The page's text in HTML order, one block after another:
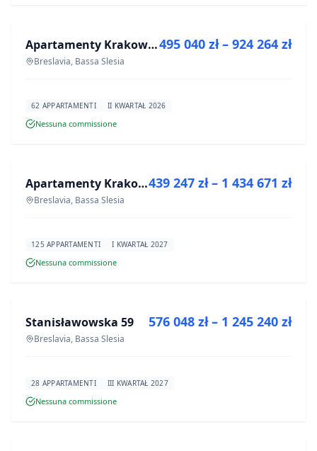
PROGETTO Apartamenty Krakowska 8
Breslavia, Bassa Slesia
495 040 zł – 924 264 zł
62 APPARTAMENTI II KWARTAŁ 2026
Nessuna commissione
PROGETTO Apartamenty Krakowska 6
Breslavia, Bassa Slesia
439 247 zł – 1 434 671 zł
125 APPARTAMENTI I KWARTAŁ 2027
Nessuna commissione
PROGETTO
Stanisławowska 59
Breslavia, Bassa Slesia
576 048 zł – 1 245 240 zł
28 APPARTAMENTI III KWARTAŁ 2027
Nessuna commissione